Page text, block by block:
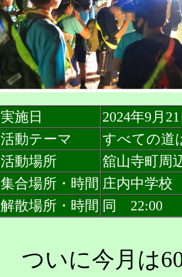
実施日
2024年9月
活動テーマ
すべての道
活動場所
舘山寺町周
集合場所・時間 庄内中学校
解散場所・時間 同 22:00
ついに今月は